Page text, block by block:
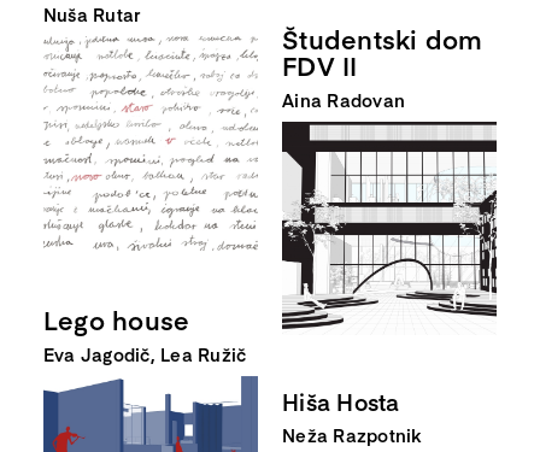
Nuša Rutar
Lego house
Eva Jagodič, Lea Ružič
Študentski dom
FDV II
Aina Radovan
Hiša Hosta
Neža Razpotnik